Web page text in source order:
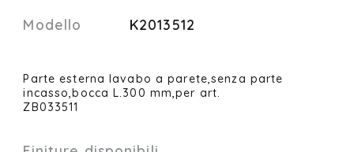
Modello K2013512
Parte esterna lavabo a parete,senza parte
incasso,bocca L.300 mm,per art.
ZB033511